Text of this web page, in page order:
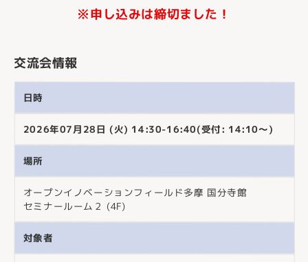
※申し込みは締切ました！
交流会情報
日時
2026年07月28日 (火) 14:30-16:40(受付: 14:10～)
場所
オープンイノベーションフィールド多摩 国分寺館
セミナールーム２ (4F)
対象者